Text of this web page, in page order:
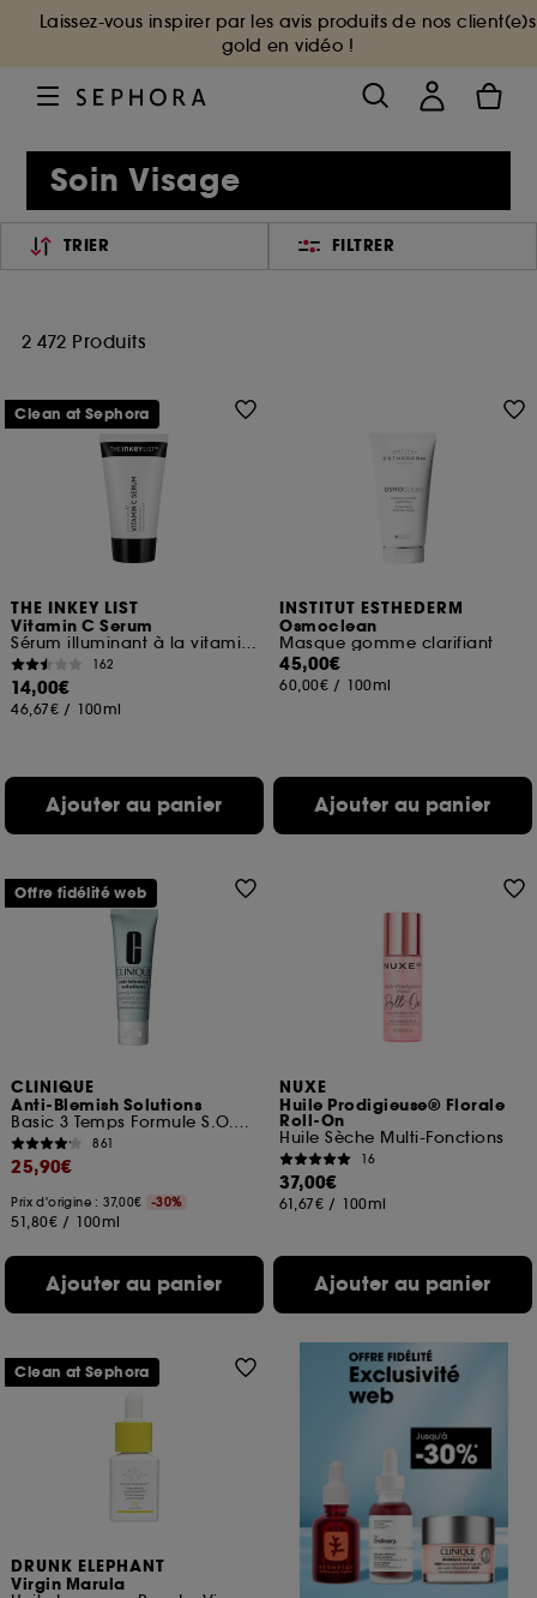
Laissez-vous inspirer par les avis produits de nos client(e)s
gold en vidéo !
Soin Visage
TRIER FILTRER
2 472 Produits
THE INKEY LIST
Vitamin C Serum
Sérum illuminant à la vitamine C
162
14,00€
46,67€ / 100ml
Ajouter au panier
Clean at Sephora
INSTITUT ESTHEDERM
Osmoclean
Masque gomme clarifiant
45,00€
60,00€ / 100ml
Ajouter au panier
CLINIQUE
Anti-Blemish Solutions
Basic 3 Temps Formule S.O.S Hydratant Purifiant
861
25,90€
Prix d'origine : 37,00€ -30%
51,80€ / 100ml
Ajouter au panier
Offre fidélité web
NUXE
Huile Prodigieuse® Florale
Roll-On
Huile Sèche Multi-Fonctions
16
37,00€
61,67€ / 100ml
Ajouter au panier
DRUNK ELEPHANT
Virgin Marula
Clean at Sephora